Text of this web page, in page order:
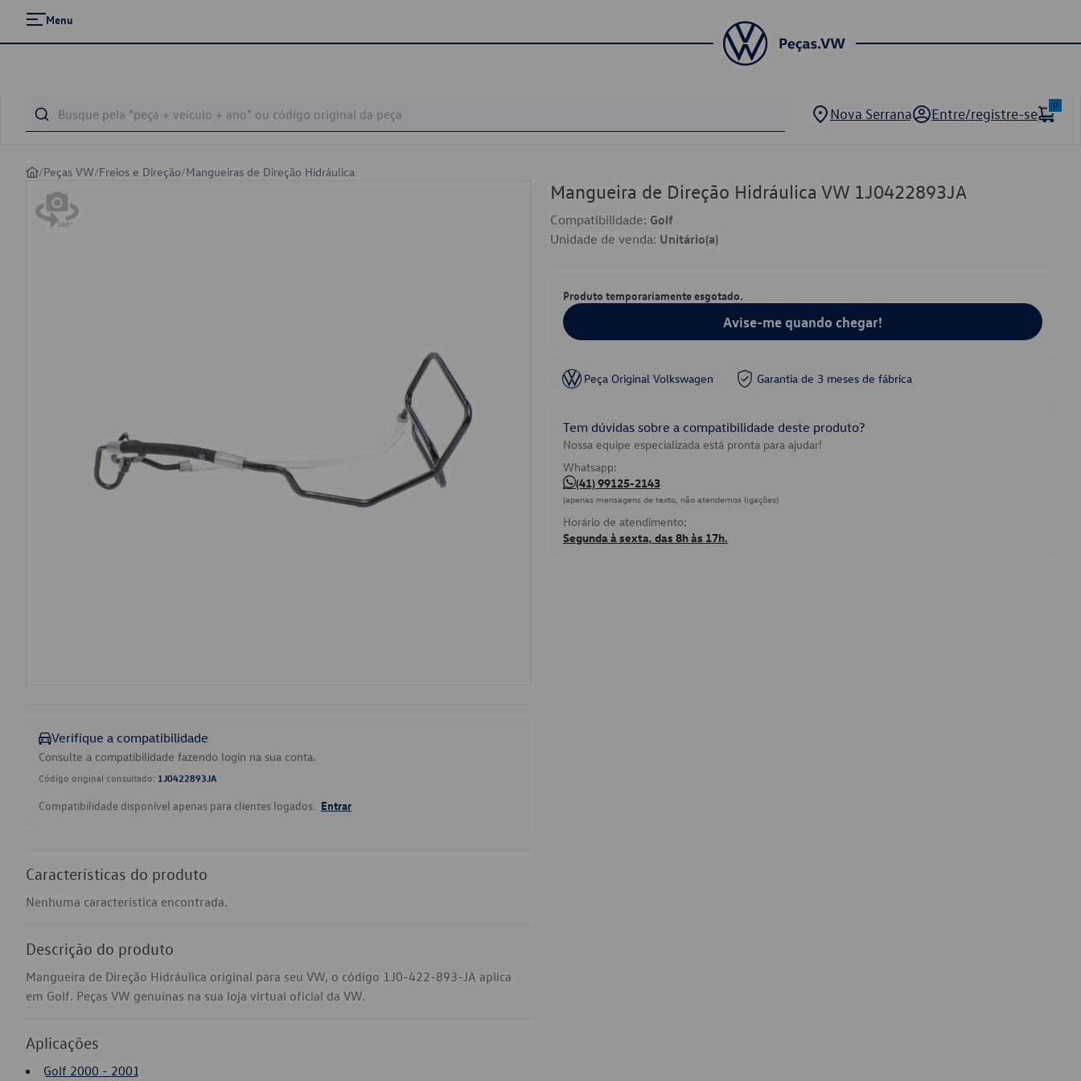
Menu
Nova Serrana Entre/registre-se
0
/Peças VW/Freios e Direção/Mangueiras de Direção Hidráulica
Verifique a compatibilidade
Consulte a compatibilidade fazendo login na sua conta.
Código original consultado: 1J0422893JA
Compatibilidade disponível apenas para clientes logados. Entrar
Características do produto
Nenhuma característica encontrada.
Descrição do produto
Mangueira de Direção Hidráulica original para seu VW, o código 1J0-422-893-JA aplica
em Golf. Peças VW genuínas na sua loja virtual oficial da VW.
Aplicações
Golf 2000 - 2001
Mangueira de Direção Hidráulica VW 1J0422893JA
Compatibilidade: Golf
Unidade de venda: Unitário(a)
Produto temporariamente esgotado.
Avise-me quando chegar!
Peça Original Volkswagen Garantia de 3 meses de fábrica
Tem dúvidas sobre a compatibilidade deste produto?
Nossa equipe especializada está pronta para ajudar!
Whatsapp:
(41) 99125-2143
(apenas mensagens de texto, não atendemos ligações)
Horário de atendimento:
Segunda à sexta, das 8h às 17h.